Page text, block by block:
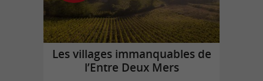
Les villages immanquables de
l’Entre Deux Mers